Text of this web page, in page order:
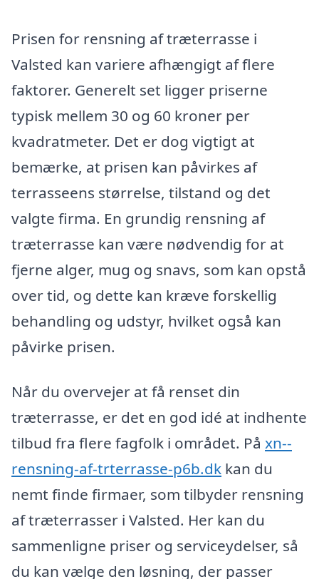
Prisen for rensning af træterrasse i
Valsted kan variere afhængigt af flere
faktorer. Generelt set ligger priserne
typisk mellem 30 og 60 kroner per
kvadratmeter. Det er dog vigtigt at
bemærke, at prisen kan påvirkes af
terrasseens størrelse, tilstand og det
valgte firma. En grundig rensning af
træterrasse kan være nødvendig for at
fjerne alger, mug og snavs, som kan opstå
over tid, og dette kan kræve forskellig
behandling og udstyr, hvilket også kan
påvirke prisen.
Når du overvejer at få renset din
træterrasse, er det en god idé at indhente
tilbud fra flere fagfolk i området. På xn--
rensning-af-trterrasse-p6b.dk kan du
nemt finde firmaer, som tilbyder rensning
af træterrasser i Valsted. Her kan du
sammenligne priser og serviceydelser, så
du kan vælge den løsning, der passer